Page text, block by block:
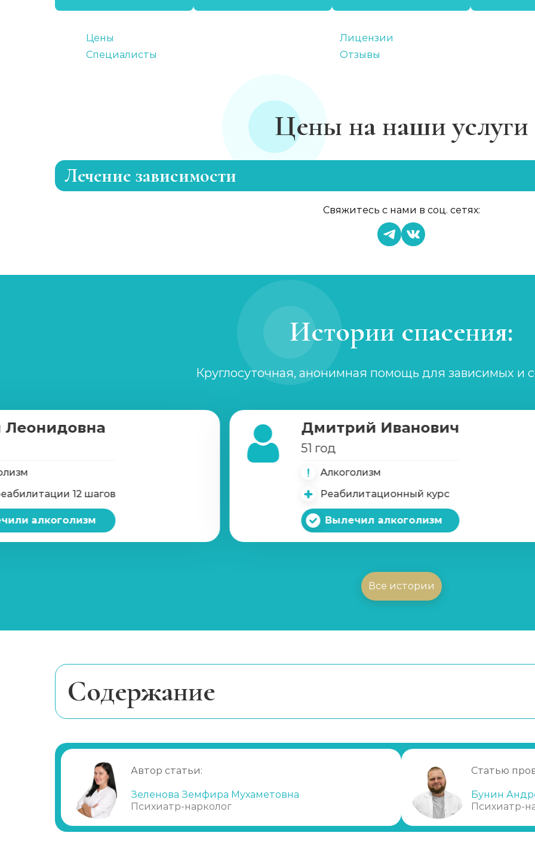
Цены
Специалисты
Лицензии
Отзывы
Цены на наши услуги
Лечение зависимости
Лечение зависимости от компьютерных игр
Свяжитесь с нами в соц. сетях:
Истории спасения:
Круглосуточная, анонимная помощь для зависимых и
12 шагов
алкоголизм
Дмитрий Иванович
51 год
Алкоголизм
Реабилитационный курс
Вылечил алкоголизм
Все истории
Cодержание
Лечение
Преимущества обращения в клинику
Автор статьи:
Зеленова Земфира Мухаметовна
Психиатр-нарколог
Статью
Бунин
Психиатр-